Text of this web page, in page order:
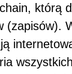
którą
(zapisów).